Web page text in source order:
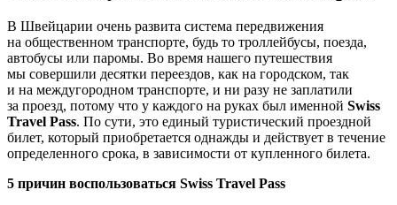
В Швейцарии очень развита система передвижения
на общественном транспорте, будь то троллейбусы, поезда,
автобусы или паромы. Во время нашего путешествия
мы совершили десятки переездов, как на городском, так
и на междугородном транспорте, и ни разу не заплатили
за проезд, потому что у каждого на руках был именной Swiss
Travel Pass. По сути, это единый туристический проездной
билет, который приобретается однажды и действует в течение
определенного срока, в зависимости от купленного билета.
5 причин воспользоваться Swiss Travel Pass